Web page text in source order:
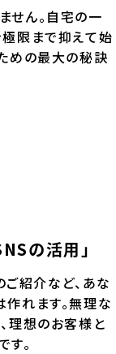
せん。自宅の一
限まで抑えて始
めの最大の秘訣
の活用」
紹介など、あな
れます。無理な
理想のお客様と
。